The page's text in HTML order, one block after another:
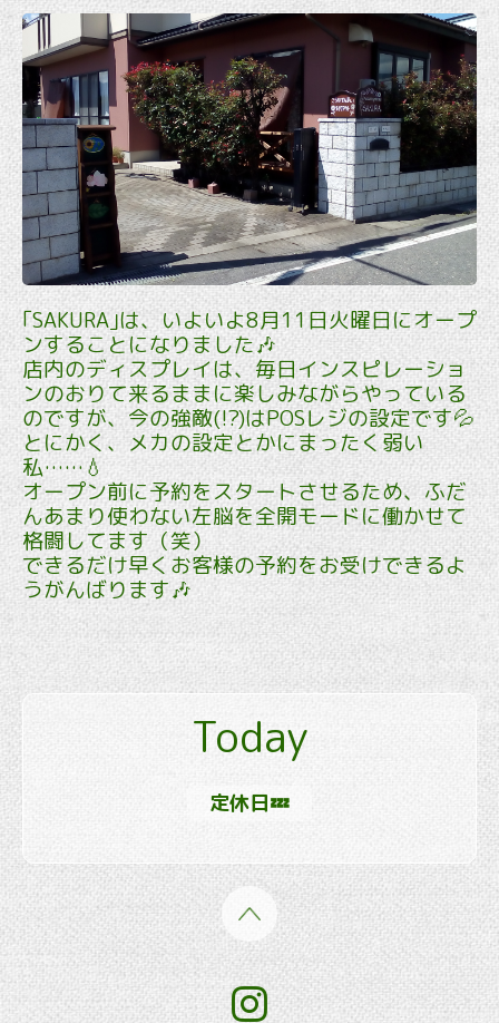
｢SAKURA｣は、いよいよ8月11日火曜日にオープ
ンすることになりました🎶
店内のディスプレイは、毎日インスピレーショ
ンのおりて来るままに楽しみながらやっている
のですが、今の強敵(!?)はPOSレジの設定です💦
とにかく、メカの設定とかにまったく弱い
私……💧
オープン前に予約をスタートさせるため、ふだ
んあまり使わない左脳を全開モードに働かせて
格闘してます（笑）
できるだけ早くお客様の予約をお受けできるよ
うがんばります🎶
Today
定休日💤